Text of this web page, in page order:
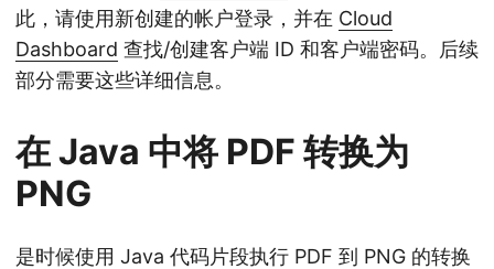
此，请使用新创建的帐户登录，并在 Cloud
Dashboard 查找/创建客户端 ID 和客户端密码。后续
部分需要这些详细信息。
在 Java 中将 PDF 转换为
PNG
是时候使用 Java 代码片段执行 PDF 到 PNG 的转换